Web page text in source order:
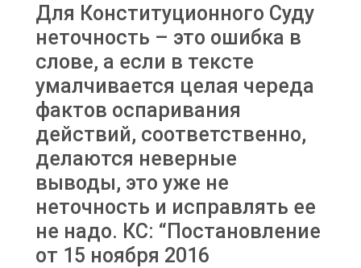
Для Конституционного Суду
неточность – это ошибка в
слове, а если в тексте
умалчивается целая череда
фактов оспаривания
действий, соответственно,
делаются неверные
выводы, это уже не
неточность и исправлять ее
не надо. КС: “Постановление
от 15 ноября 2016